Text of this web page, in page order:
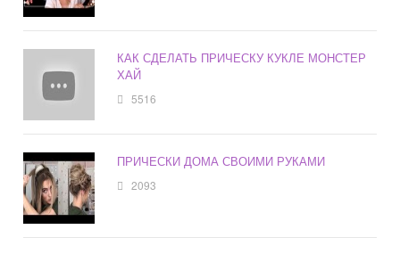
КАК СДЕЛАТЬ ПРИЧЕСКУ КУКЛЕ МОНСТЕР
ХАЙ
5516
ПРИЧЕСКИ ДОМА СВОИМИ РУКАМИ
2093